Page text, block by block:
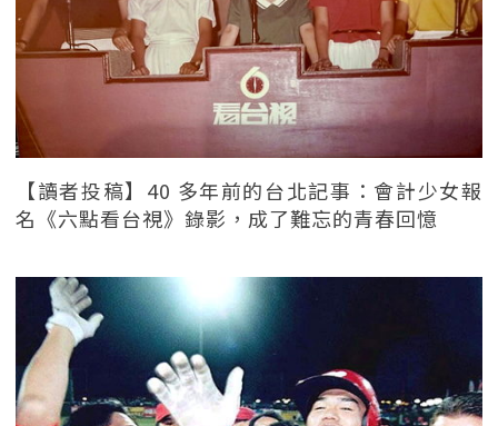
【讀者投稿】40 多年前的台北記事：會計少女報
名《六點看台視》錄影，成了難忘的青春回憶